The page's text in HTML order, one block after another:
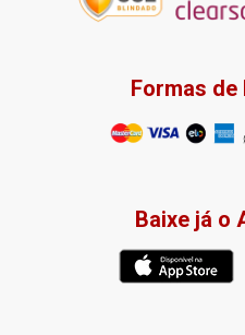
Formas de
Baixe já o